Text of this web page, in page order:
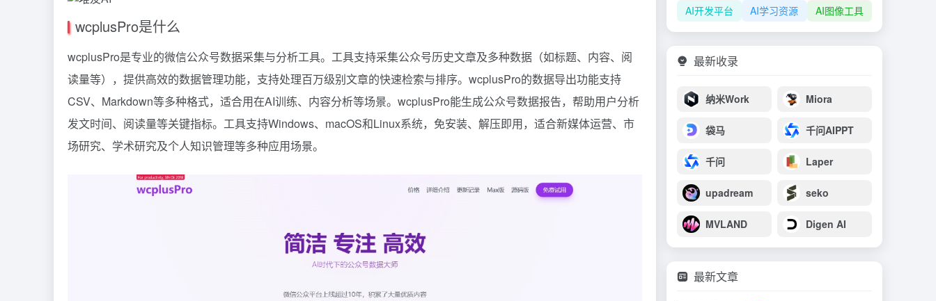
wcplusPro是什么
wcplusPro是专业的微信公众号数据采集与分析工具。工具支持采集公众号历史文章及多种数据（如标题、内容、阅
读量等），提供高效的数据管理功能，支持处理百万级别文章的快速检索与排序。wcplusPro的数据导出功能支持
CSV、Markdown等多种格式，适合用在AI训练、内容分析等场景。wcplusPro能生成公众号数据报告，帮助用户分析
发文时间、阅读量等关键指标。工具支持Windows、macOS和Linux系统，免安装、解压即用，适合新媒体运营、市
场研究、学术研究及个人知识管理等多种应用场景。
AI开发平台
AI学习资源 AI图像工具
最新收录
纳米Work Miora
袋马 千问AIPPT
千问 Laper
upadream seko
MVLAND Digen AI
最新文章